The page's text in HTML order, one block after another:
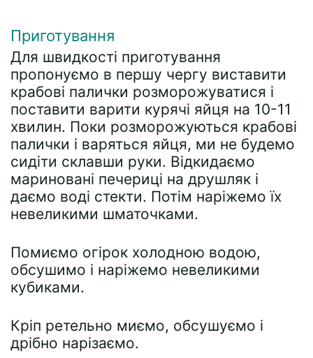
Приготування
Для швидкості приготування
пропонуємо в першу чергу виставити
крабові палички розморожуватися і
поставити варити курячі яйця на 10-11
хвилин. Поки розморожуються крабові
палички і варяться яйця, ми не будемо
сидіти склавши руки. Відкидаємо
мариновані печериці на друшляк і
даємо воді стекти. Потім наріжемо їх
невеликими шматочками.
Помиємо огірок холодною водою,
обсушимо і наріжемо невеликими
кубиками.
Кріп ретельно миємо, обсушуємо і
дрібно нарізаємо.